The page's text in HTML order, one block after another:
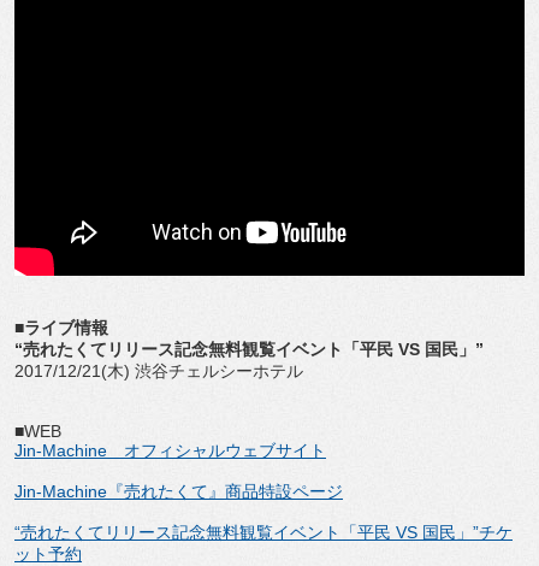
■ライブ情報
“売れたくてリリース記念無料観覧イベント「平民 VS 国民」”
2017/12/21(木) 渋谷チェルシーホテル
■WEB
Jin-Machine オフィシャルウェブサイト
Jin-Machine『売れたくて』商品特設ページ
“売れたくてリリース記念無料観覧イベント「平民 VS 国民」”チケ
ット予約